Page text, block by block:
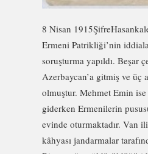
8 Nisan
Ermeni Patrikliği’nin
soruşturma yapıldı. Beşar
Azerbaycan’a gitmiş ve üç
olmuştur. Mehmet Emin ise
giderken Ermenilerin
evinde oturmaktadır. Van
kâhyası jandarmalar